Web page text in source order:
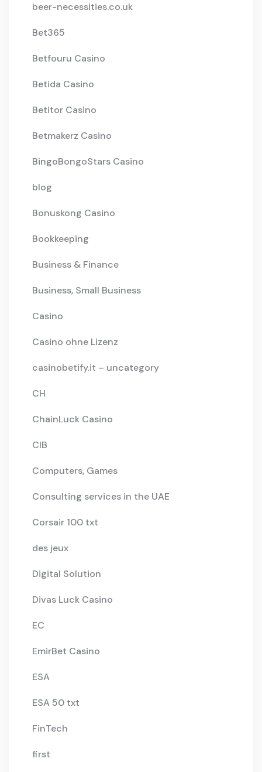
beer-necessities.co.uk
Bet365
Betfouru Casino
Betida Casino
Betitor Casino
Betmakerz Casino
BingoBongoStars Casino
blog
Bonuskong Casino
Bookkeeping
Business & Finance
Business, Small Business
Casino
Casino ohne Lizenz
casinobetify.it – uncategory
CH
ChainLuck Casino
CIB
Computers, Games
Consulting services in the UAE
Corsair 100 txt
des jeux
Digital Solution
Divas Luck Casino
EC
EmirBet Casino
ESA
ESA 50 txt
FinTech
first